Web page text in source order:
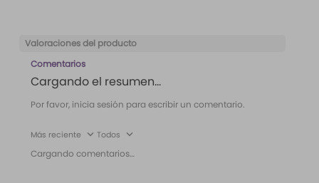
Valoraciones del producto
Comentarios
Cargando el resumen…
Por favor, inicia sesión para escribir un comentario.
Más reciente Todos
Cargando comentarios…